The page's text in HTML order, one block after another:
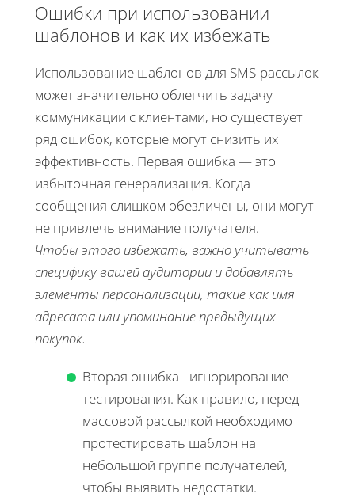
Ошибки при использовании
шаблонов и как их избежать
Использование шаблонов для SMS-рассылок
может значительно облегчить задачу
коммуникации с клиентами, но существует
ряд ошибок, которые могут снизить их
эффективность. Первая ошибка — это
избыточная генерализация. Когда
сообщения слишком обезличены, они могут
не привлечь внимание получателя.
Чтобы этого избежать, важно учитывать
специфику вашей аудитории и добавлять
элементы персонализации, такие как имя
адресата или упоминание предыдущих
покупок.
Вторая ошибка - игнорирование
тестирования. Как правило, перед
массовой рассылкой необходимо
протестировать шаблон на
небольшой группе получателей,
чтобы выявить недостатки.